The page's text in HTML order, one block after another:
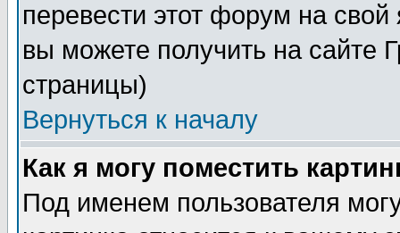
перевести этот форум на
вы можете получить на сайте
страницы)
Вернуться к началу
Как я могу поместить
Под именем пользователя